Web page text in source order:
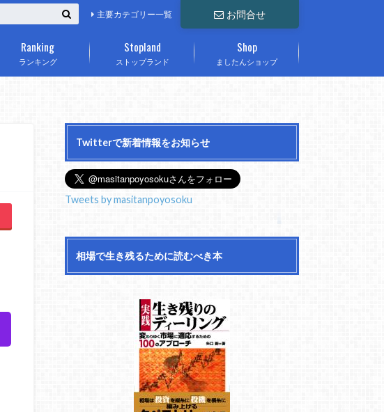
お問合せ
主要カテゴリー一覧
ランキング
Ranking
ストップランド
Stopland
ましたんショップ
Shop
Twitterで新着情報をお知らせ
Tweets by masitanpoyosoku
相場で生き残るために読むべき本